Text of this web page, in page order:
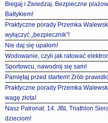
Biegaj i Zwiedzaj. Bezpieczne
Bałtykiem!
Praktyczne porady Przemka
wyłączyć „bezpiecznik”!
Nie daj się upałom!
Wodowanie, czyli jak ratować
Sportowcu, nawodnij się sam!
Pamiętaj przed startem! Zrób
Praktyczne porady Przemka
wagę złota!
Nasz Patronat. 14. JBL Triathlon
dzieciom!